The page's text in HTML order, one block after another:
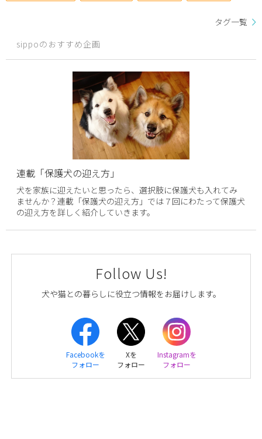
タグ一覧
sippoのおすすめ企画
連載「保護犬の迎え方」
犬を家族に迎えたいと思ったら、選択肢に保護犬も入れてみ
ませんか？連載「保護犬の迎え方」では７回にわたって保護犬
の迎え方を詳しく紹介していきます。
Follow Us!
犬や猫との暮らしに役立つ情報をお届けします。
Facebookを
フォロー
Xを
フォロー
Instagramを
フォロー